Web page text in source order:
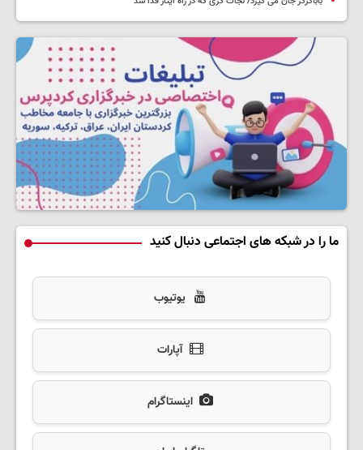
ما را در شبکه های اجتماعی دنبال کنید
یوتیوب
آپارات
اینستاگرام